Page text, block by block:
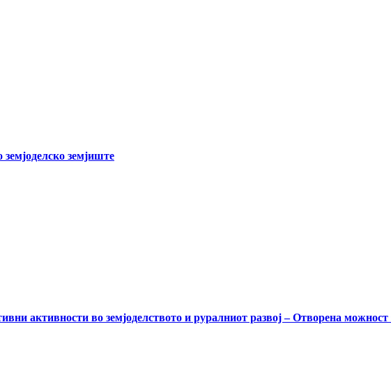
земјиште
активности во земјоделството и руралниот развој – Отворена